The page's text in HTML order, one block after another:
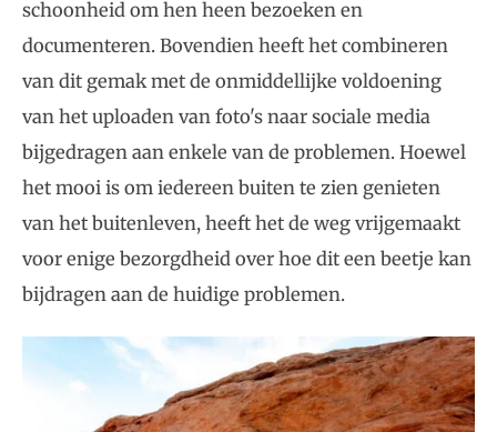
schoonheid om hen heen bezoeken en
documenteren. Bovendien heeft het combineren
van dit gemak met de onmiddellijke voldoening
van het uploaden van foto's naar sociale media
bijgedragen aan enkele van de problemen. Hoewel
het mooi is om iedereen buiten te zien genieten
van het buitenleven, heeft het de weg vrijgemaakt
voor enige bezorgdheid over hoe dit een beetje kan
bijdragen aan de huidige problemen.